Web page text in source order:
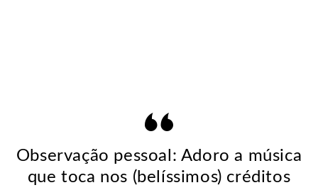
Observação pessoal: Adoro a música
que toca nos (belíssimos) créditos